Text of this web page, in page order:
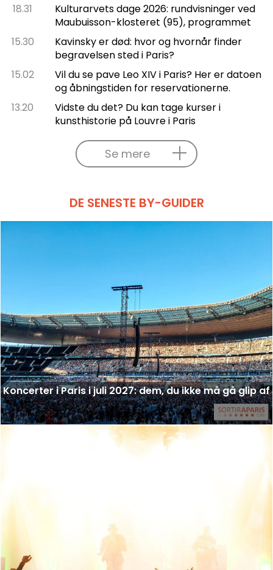
18.31
Kulturarvets dage 2026: rundvisninger ved
Maubuisson-klosteret (95), programmet
15.30
Kavinsky er død: hvor og hvornår finder
begravelsen sted i Paris?
15.02
Vil du se pave Leo XIV i Paris? Her er datoen
og åbningstiden for reservationerne.
13.20
Vidste du det? Du kan tage kurser i
kunsthistorie på Louvre i Paris
Se mere
DE SENESTE BY-GUIDER
Koncerter i Paris i juli 2027: dem, du ikke må gå glip af